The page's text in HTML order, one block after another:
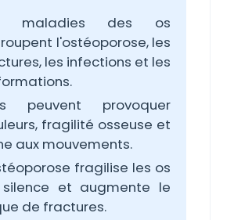
maladies des os
l'ostéoporose, les
les infections et les
peuvent provoquer
fragilité osseuse et
aux mouvements.
fragilise les os
et augmente le
de fractures.